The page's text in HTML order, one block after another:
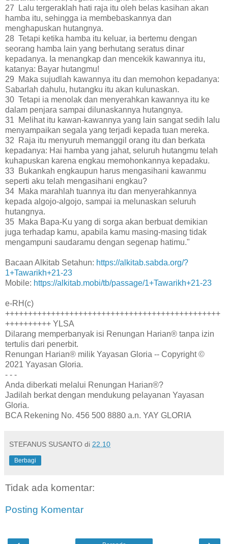
27 Lalu tergeraklah hati raja itu oleh belas kasihan akan
hamba itu, sehingga ia membebaskannya dan
menghapuskan hutangnya.
28 Tetapi ketika hamba itu keluar, ia bertemu dengan
seorang hamba lain yang berhutang seratus dinar
kepadanya. Ia menangkap dan mencekik kawannya itu,
katanya: Bayar hutangmu!
29 Maka sujudlah kawannya itu dan memohon kepadanya:
Sabarlah dahulu, hutangku itu akan kulunaskan.
30 Tetapi ia menolak dan menyerahkan kawannya itu ke
dalam penjara sampai dilunaskannya hutangnya.
31 Melihat itu kawan-kawannya yang lain sangat sedih lalu
menyampaikan segala yang terjadi kepada tuan mereka.
32 Raja itu menyuruh memanggil orang itu dan berkata
kepadanya: Hai hamba yang jahat, seluruh hutangmu telah
kuhapuskan karena engkau memohonkannya kepadaku.
33 Bukankah engkaupun harus mengasihani kawanmu
seperti aku telah mengasihani engkau?
34 Maka marahlah tuannya itu dan menyerahkannya
kepada algojo-algojo, sampai ia melunaskan seluruh
hutangnya.
35 Maka Bapa-Ku yang di sorga akan berbuat demikian
juga terhadap kamu, apabila kamu masing-masing tidak
mengampuni saudaramu dengan segenap hatimu."
Bacaan Alkitab Setahun: https://alkitab.sabda.org/?
1+Tawarikh+21-23
Mobile: https://alkitab.mobi/tb/passage/1+Tawarikh+21-23
e-RH(c)
+++++++++++++++++++++++++++++++++++++++++++++++
++++++++++ YLSA
Dilarang memperbanyak isi Renungan Harian® tanpa izin
tertulis dari penerbit.
Renungan Harian® milik Yayasan Gloria -- Copyright ©
2021 Yayasan Gloria.
- - -
Anda diberkati melalui Renungan Harian®?
Jadilah berkat dengan mendukung pelayanan Yayasan
Gloria.
BCA Rekening No. 456 500 8880 a.n. YAY GLORIA
STEFANUS SUSANTO di 22.10
Berbagi
Tidak ada komentar:
Posting Komentar